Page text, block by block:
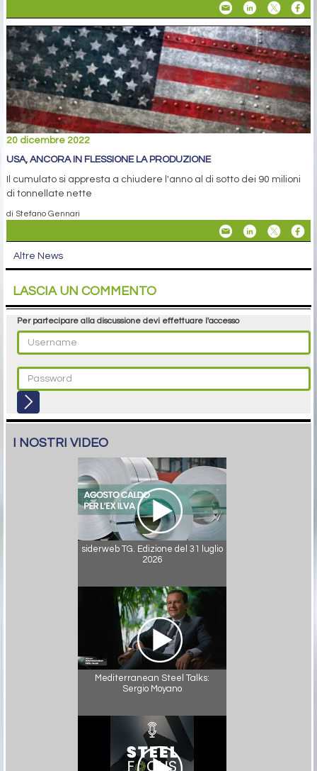
20 dicembre 2022
USA, ANCORA IN FLESSIONE LA PRODUZIONE
Il cumulato si appresta a chiudere l'anno al di sotto dei 90 milioni
di tonnellate nette
di Stefano Gennari
Altre News
LASCIA UN COMMENTO
Per partecipare alla discussione devi effettuare l'accesso
I NOSTRI VIDEO
siderweb TG. Edizione del 31 luglio
2026
Mediterranean Steel Talks:
Sergio Moyano